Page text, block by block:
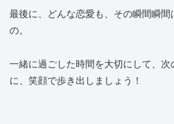
最後に、どんな恋愛も、その瞬間瞬間
の。
一緒に過ごした時間を大切にして、次
に、笑顔で歩き出しましょう！